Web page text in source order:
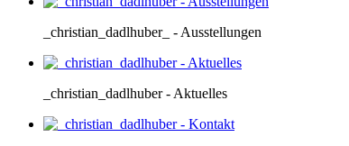
_christian_dadlhuber_ - Ausstellungen
_christian_dadlhuber - Aktuelles